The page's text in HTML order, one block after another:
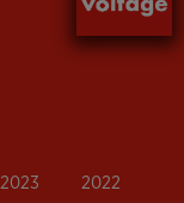
2023 2022